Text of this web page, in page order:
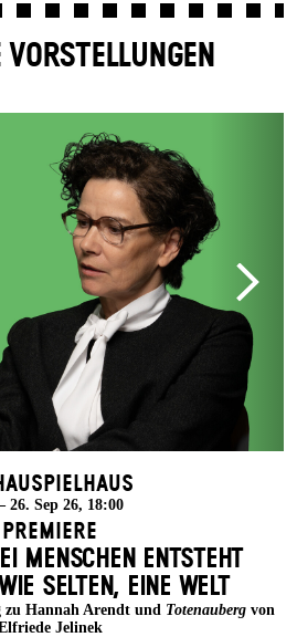
26. Sep 26, 18:00
Premiere
MENSCHEN ENT­STEHT
SELTEN, EINE WELT
Hannah Arendt und Totenaubergvon
Jelinek